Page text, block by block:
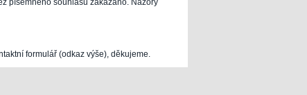
písemného souhlasu zakázáno. Názory
formulář (odkaz výše), děkujeme.